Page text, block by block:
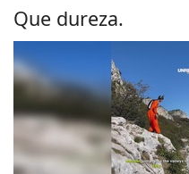
Que dureza.